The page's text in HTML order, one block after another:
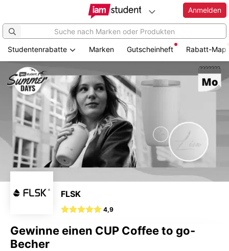
Hauptinhalt
springen
Anmelden
Studentenrabatte Marken Gutscheinheft Rabatt-Map
FLSK
4,9
Gewinne einen CUP Coffee to go-
Becher